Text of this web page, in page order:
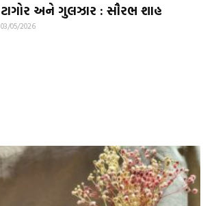
ટાગોર અને ગુલઝાર : સૌરભ શાહ
03/05/2026